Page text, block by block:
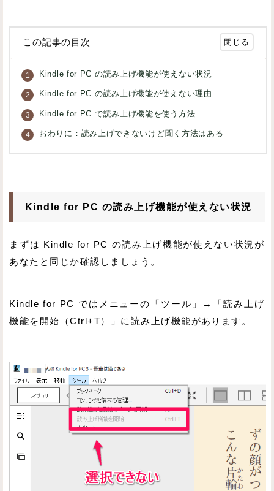
この記事の目次
Kindle for PC の読み上げ機能が使えない状況
Kindle for PC の読み上げ機能が使えない理由
Kindle for PC で読み上げ機能を使う方法
おわりに：読み上げできないけど聞く方法はある
Kindle for PC の読み上げ機能が使えない状況
まずは Kindle for PC の読み上げ機能が使えない状況が
あなたと同じか確認しましょう。
Kindle for PC ではメニューの「ツール」→「読み上げ
機能を開始（Ctrl+T）」に読み上げ機能があります。